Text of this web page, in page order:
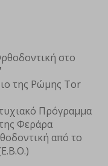
στο
της Ρώμης Tor
Πρόγραμμα
Φεράρα
από το